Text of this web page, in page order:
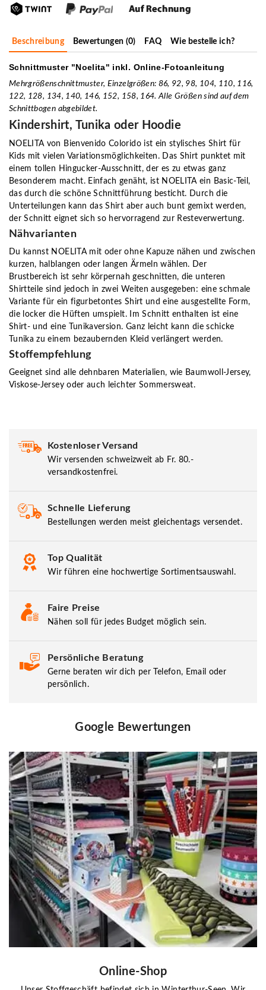
Beschreibung Bewertungen (0) FAQ Wie bestelle ich?
Schnittmuster "Noelita" inkl. Online-Fotoanleitung
Mehrgrößenschnittmuster, Einzelgrößen: 86, 92, 98, 104, 110, 116,
122, 128, 134, 140, 146, 152, 158, 164. Alle Größen sind auf dem
Schnittbogen abgebildet.
Kindershirt, Tunika oder Hoodie
NOELITA von Bienvenido Colorido ist ein stylisches Shirt für
Kids mit vielen Variationsmöglichkeiten. Das Shirt punktet mit
einem tollen Hingucker-Ausschnitt, der es zu etwas ganz
Besonderem macht. Einfach genäht, ist NOELITA ein Basic-Teil,
das durch die schöne Schnittführung besticht. Durch die
Unterteilungen kann das Shirt aber auch bunt gemixt werden,
der Schnitt eignet sich so hervorragend zur Resteverwertung.
Nähvarianten
Du kannst NOELITA mit oder ohne Kapuze nähen und zwischen
kurzen, halblangen oder langen Ärmeln wählen. Der
Brustbereich ist sehr körpernah geschnitten, die unteren
Shirtteile sind jedoch in zwei Weiten ausgegeben: eine schmale
Variante für ein figurbetontes Shirt und eine ausgestellte Form,
die locker die Hüften umspielt. Im Schnitt enthalten ist eine
Shirt- und eine Tunikaversion. Ganz leicht kann die schicke
Tunika zu einem bezaubernden Kleid verlängert werden.
Stoffempfehlung
Geeignet sind alle dehnbaren Materialien, wie Baumwoll-Jersey,
Viskose-Jersey oder auch leichter Sommersweat.
Kostenloser Versand
Wir versenden schweizweit ab Fr. 80.-
versandkostenfrei.
Schnelle Lieferung
Bestellungen werden meist gleichentags versendet.
Top Qualität
Wir führen eine hochwertige Sortimentsauswahl.
Faire Preise
Nähen soll für jedes Budget möglich sein.
Persönliche Beratung
Gerne beraten wir dich per Telefon, Email oder
persönlich.
Google Bewertungen
Online-Shop